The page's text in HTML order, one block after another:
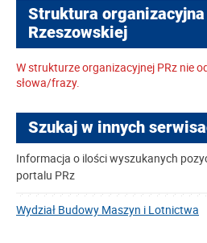
Struktura
Rzeszowskiej
W strukturze organizacyjnej PRz nie
słowa/frazy.
Szukaj w innych
Informacja o ilości wyszukanych
portalu PRz
Wydział Budowy Maszyn i Lotnictwa